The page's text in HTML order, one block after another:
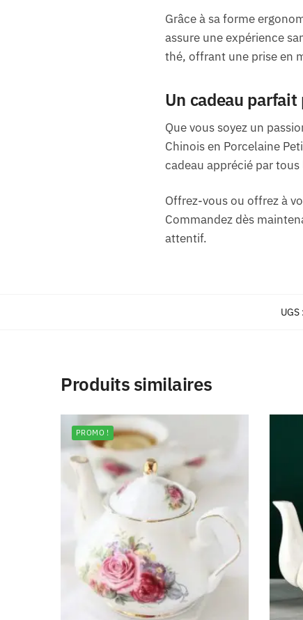
Grâce à sa forme
assure une expérience
thé, offrant une prise en
Un cadeau
Que vous soyez un
Chinois en Porcelaine
cadeau apprécié par
Offrez-vous ou offrez à
Commandez dès
attentif.
UGS :
Produits similaires
PROMO !